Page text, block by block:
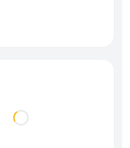
Loading...